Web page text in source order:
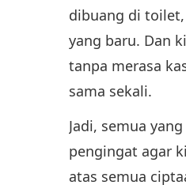
dibuang di
yang baru. Dan
tanpa merasa
sama sekali.
Jadi, semua
pengingat agar
atas semua